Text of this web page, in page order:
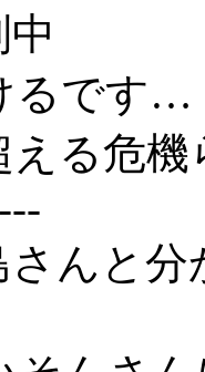
るです…
える危
さんと